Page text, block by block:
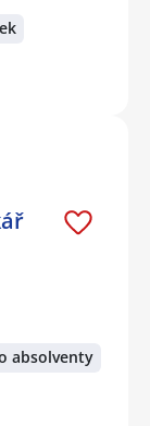
absolventy